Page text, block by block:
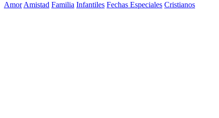
Amor Amistad Familia Infantiles Fechas Especiales Cristianos